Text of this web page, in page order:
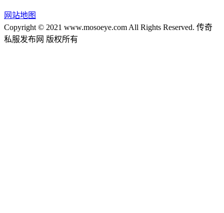
网站地图
Copyright © 2021 www.mosoeye.com All Rights Reserved. 传奇
私服发布网 版权所有